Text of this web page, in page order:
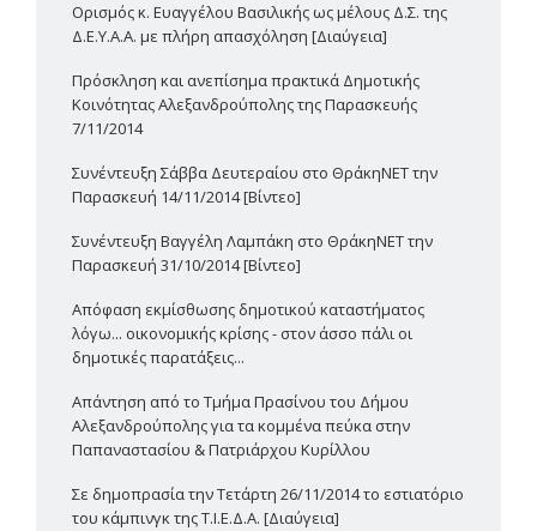
Ορισμός κ. Ευαγγέλου Βασιλικής ως μέλους Δ.Σ. της
Δ.Ε.Υ.Α.Α. με πλήρη απασχόληση [Διαύγεια]
Πρόσκληση και ανεπίσημα πρακτικά Δημοτικής
Κοινότητας Αλεξανδρούπολης της Παρασκευής
7/11/2014
Συνέντευξη Σάββα Δευτεραίου στο ΘράκηΝΕΤ την
Παρασκευή 14/11/2014 [Βίντεο]
Συνέντευξη Βαγγέλη Λαμπάκη στο ΘράκηΝΕΤ την
Παρασκευή 31/10/2014 [Βίντεο]
Απόφαση εκμίσθωσης δημοτικού καταστήματος
λόγω... οικονομικής κρίσης - στον άσσο πάλι οι
δημοτικές παρατάξεις...
Απάντηση από το Τμήμα Πρασίνου του Δήμου
Αλεξανδρούπολης για τα κομμένα πεύκα στην
Παπαναστασίου & Πατριάρχου Κυρίλλου
Σε δημοπρασία την Τετάρτη 26/11/2014 το εστιατόριο
του κάμπινγκ της Τ.Ι.Ε.Δ.Α. [Διαύγεια]